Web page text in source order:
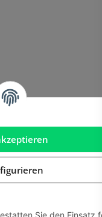
Sie den Einsatz